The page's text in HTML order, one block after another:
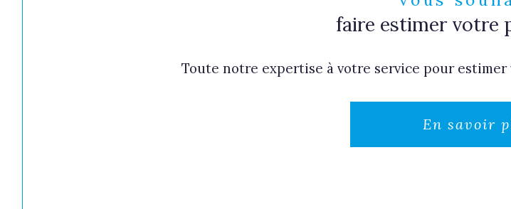
faire estimer votre
Toute notre expertise à votre service pour estimer
En savoir